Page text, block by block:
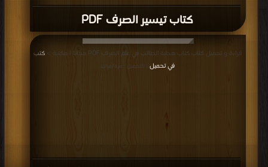
كتاب تيسير الصرف PDF
قراءة و تحميل كتاب كتاب هداية الطالب في علم الصرف PDF مجانا | مكتبة >
كتب
في تحميل
| التحميل : مرة/مرات